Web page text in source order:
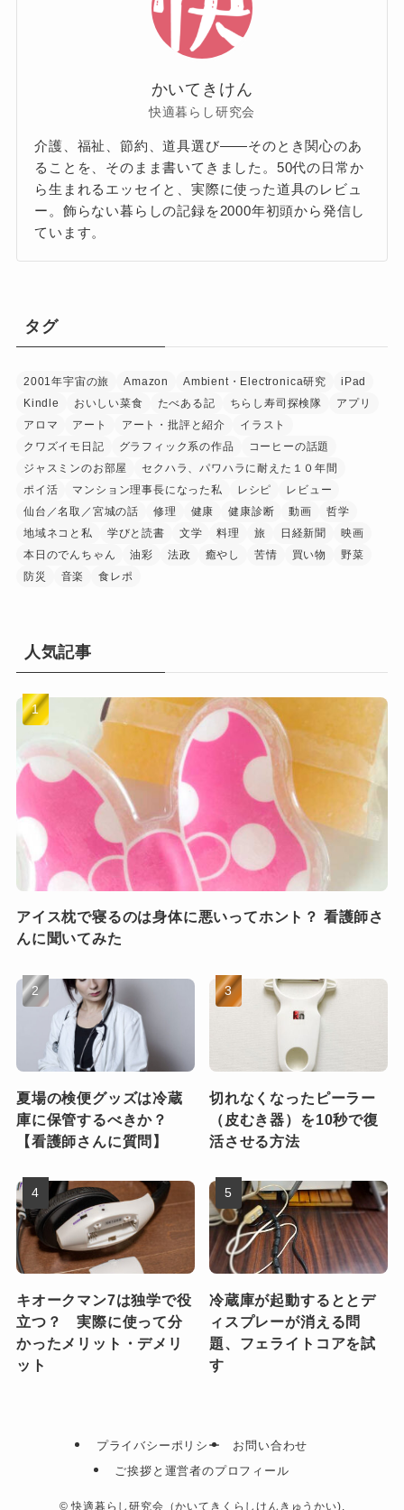
かいてきけん
快適暮らし研究会
介護、福祉、節約、道具選び——そのとき関心のあ
ることを、そのまま書いてきました。50代の日常か
ら生まれるエッセイと、実際に使った道具のレビュ
ー。飾らない暮らしの記録を2000年初頭から発信し
ています。
タグ
2001年宇宙の旅 Amazon Ambient・Electronica研究
iPad
Kindle
おいしい菜食 たべある記 ちらし寿司探検隊
アプリ
アロマ
アート アート・批評と紹介
イラスト
クワズイモ日記
グラフィック系の作品
コーヒーの話題
ジャスミンのお部屋
セクハラ、パワハラに耐えた１０年間
ポイ活
マンション理事長になった私 レシピ
レビュー
仙台／名取／宮城の話
修理 健康 健康診断 動画
哲学
地域ネコと私
学びと読書 文学 料理 旅 日経新聞
映画
本日のでんちゃん
油彩 法政 癒やし 苦情 買い物
野菜
防災
音楽 食レポ
人気記事
アイス枕で寝るのは身体に悪いってホント？ 看護師さ
んに聞いてみた
夏場の検便グッズは冷蔵
庫に保管するべきか？
【看護師さんに質問】
切れなくなったピーラー
（皮むき器）を10秒で復
活させる方法
キオークマン7は独学で役
立つ？ 実際に使って分
かったメリット・デメリ
ット
冷蔵庫が起動するととデ
ィスプレーが消える問
題、フェライトコアを試
す
プライバシーポリシー
お問い合わせ
ご挨拶と運営者のプロフィール
© 快適暮らし研究会（かいてきくらしけんきゅうかい).